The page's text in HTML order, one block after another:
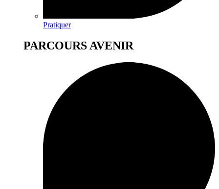
Pratiquer
PARCOURS AVENIR